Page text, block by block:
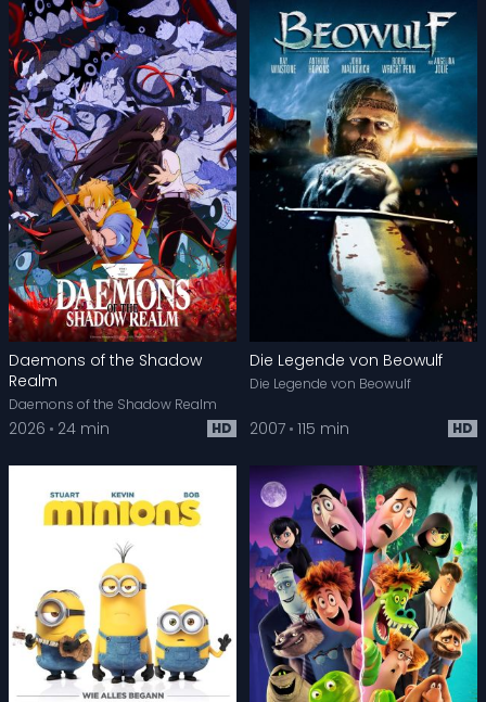
Daemons of the Shadow
Realm
Daemons of the Shadow Realm
2026 24 min HD
Die Legende von Beowulf
Die Legende von Beowulf
2007 115 min HD